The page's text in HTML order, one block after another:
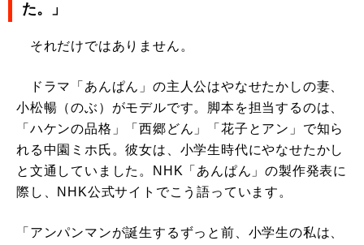
た。」
それだけではありません。
ドラマ「あんぱん」の主人公はやなせたかしの妻、
小松暢（のぶ）がモデルです。脚本を担当するのは、
「ハケンの品格」「西郷どん」「花子とアン」で知ら
れる中園ミホ氏。彼女は、小学生時代にやなせたかし
と文通していました。NHK「あんぱん」の製作発表に
際し、NHK公式サイトでこう語っています。
「アンパンマンが誕生するずっと前、小学生の私は、